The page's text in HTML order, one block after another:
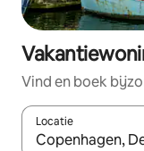
Vind en boek
Locatie
Wanneer er